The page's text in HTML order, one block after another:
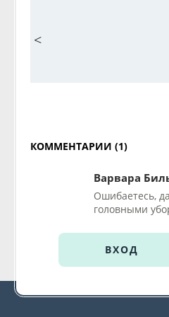
<
КОММЕНТАРИИ (1)
Варвара
Ошибаетесь,
головными
ВХОД